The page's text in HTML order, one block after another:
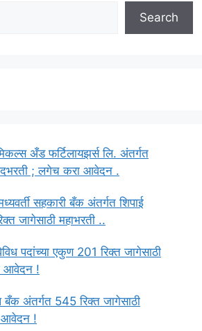
Search
अँड फर्टिलायझर्स लि. अंतर्गत
; लगेच करा आवेदन .
सहकारी बँक अंतर्गत शिपाई
जागेसाठी महाभरती ..
पदांच्या एकुण 201 रिक्त जागेसाठी
आवेदन !
अंतर्गत 545 रिक्त जागेसाठी
आवेदन !